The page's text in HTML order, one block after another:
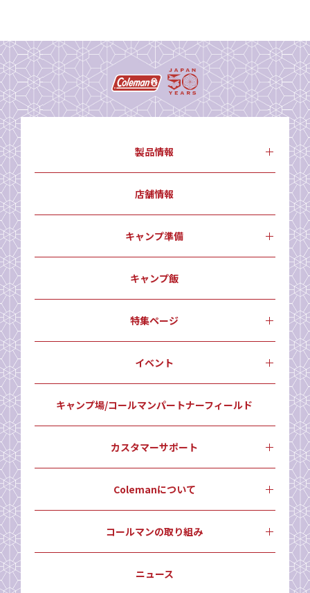
製品情報
店舗情報
キャンプ準備
キャンプ飯
特集ページ
イベント
キャンプ場/コールマンパートナーフィールド
カスタマーサポート
Colemanについて
コールマンの取り組み
ニュース